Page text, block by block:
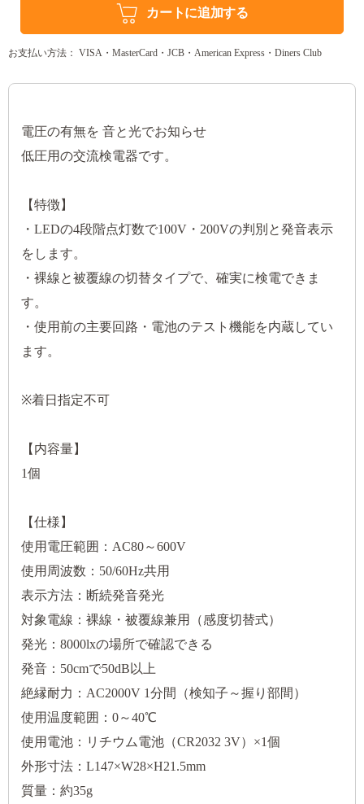
カートに追加する
お支払い方法： VISA・MasterCard・JCB・American Express・Diners Club
電圧の有無を 音と光でお知らせ
低圧用の交流検電器です。
【特徴】
・LEDの4段階点灯数で100V・200Vの判別と発音表示
をします。
・裸線と被覆線の切替タイプで、確実に検電できま
す。
・使用前の主要回路・電池のテスト機能を内蔵してい
ます。
※着日指定不可
【内容量】
1個
【仕様】
使用電圧範囲：AC80～600V
使用周波数：50/60Hz共用
表示方法：断続発音発光
対象電線：裸線・被覆線兼用（感度切替式）
発光：8000lxの場所で確認できる
発音：50cmで50dB以上
絶縁耐力：AC2000V 1分間（検知子～握り部間）
使用温度範囲：0～40℃
使用電池：リチウム電池（CR2032 3V）×1個
外形寸法：L147×W28×H21.5mm
質量：約35g